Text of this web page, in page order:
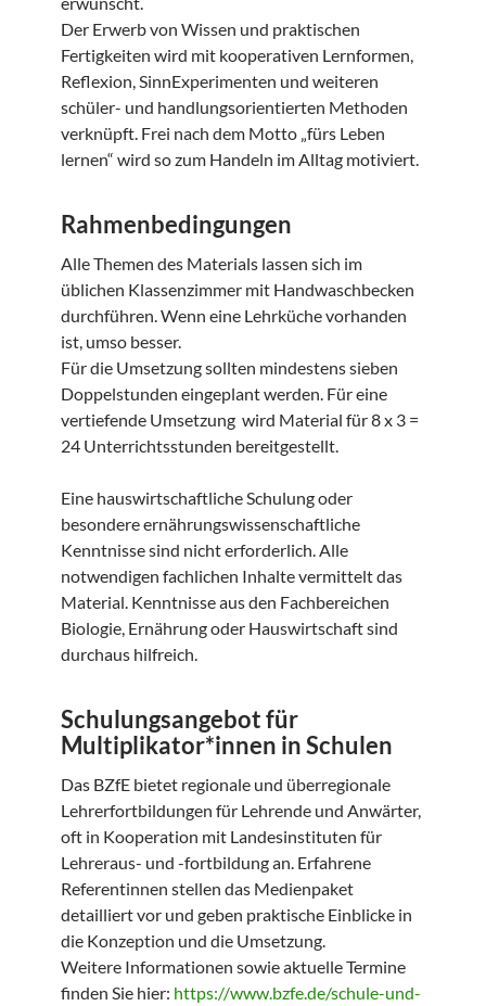
Der Erwerb von Wissen und praktischen
Fertigkeiten wird mit kooperativen Lernformen,
Reflexion, SinnExperimenten und weiteren
schüler- und handlungsorientierten Methoden
verknüpft. Frei nach dem Motto „fürs Leben
lernen“ wird so zum Handeln im Alltag motiviert.
Rahmenbedingungen
Alle Themen des Materials lassen sich im
üblichen Klassenzimmer mit Handwaschbecken
durchführen. Wenn eine Lehrküche vorhanden
ist, umso besser.
Für die Umsetzung sollten mindestens sieben
Doppelstunden eingeplant werden. Für eine
vertiefende Umsetzung wird Material für 8 x 3 =
24 Unterrichtsstunden bereitgestellt.
Eine hauswirtschaftliche Schulung oder
besondere ernährungswissenschaftliche
Kenntnisse sind nicht erforderlich. Alle
notwendigen fachlichen Inhalte vermittelt das
Material. Kenntnisse aus den Fachbereichen
Biologie, Ernährung oder Hauswirtschaft sind
durchaus hilfreich.
Schulungsangebot für
Multiplikator*innen in Schulen
Das BZfE bietet regionale und überregionale
Lehrerfortbildungen für Lehrende und Anwärter,
oft in Kooperation mit Landesinstituten für
Lehreraus- und -fortbildung an. Erfahrene
Referentinnen stellen das Medienpaket
detailliert vor und geben praktische Einblicke in
die Konzeption und die Umsetzung.
Weitere Informationen sowie aktuelle Termine
finden Sie hier: https://www.bzfe.de/schule-und-